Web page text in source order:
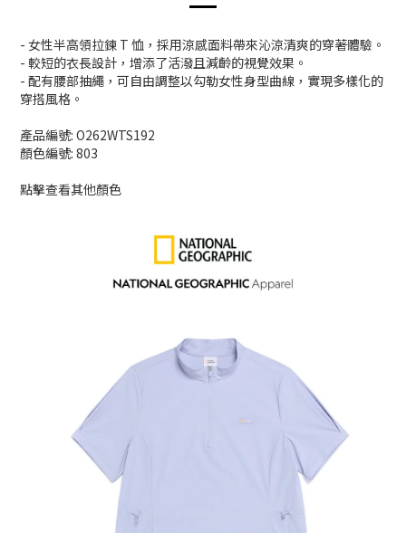
- 女性半高領拉鍊 T 恤，採用涼感面料帶來沁涼清爽的穿著體驗。
- 較短的衣長設計，增添了活潑且減齡的視覺效果。
- 配有腰部抽繩，可自由調整以勾勒女性身型曲線，實現多樣化的
穿搭風格。
產品編號: O262WTS192
顏色編號: 803
點擊查看其他顏色